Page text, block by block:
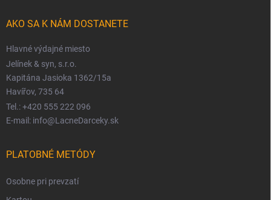
AKO SA K NÁM DOSTANETE
Hlavné výdajné miesto
Jelínek & syn, s.r.o.
Kapitána Jasioka 1362/15a
Havířov, 735 64
Tel.: +420 555 222 096
E-mail: info@LacneDarceky.sk
PLATOBNÉ METÓDY
Osobne pri prevzatí